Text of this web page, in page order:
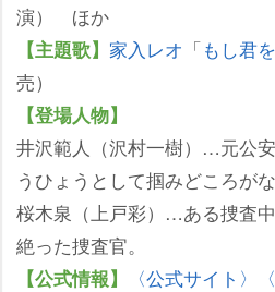
演） ほか
【主題歌】 家入レオ 「もし君
売）
【登場人物】
井沢範人（沢村一樹）…元公
うひょうとして掴みどころがな
桜木泉（上戸彩）…ある捜査
絶った捜査官。
【公式情報】 〈公式サイト〉